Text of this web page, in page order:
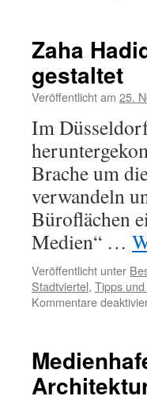
Zaha
gestaltet
Veröffentlicht am 25.
Im
Brache um
verwandeln
Büroflächen
Medien“ …
Veröffentlicht unter
Stadtviertel, Tipps
Kommentare